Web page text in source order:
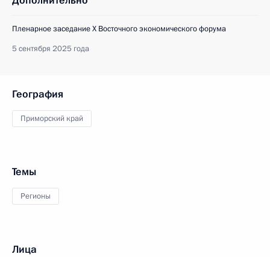
Пленарное заседание X Восточного экономического форума
5 сентября 2025 года
География
Приморский край
Темы
Регионы
Лица